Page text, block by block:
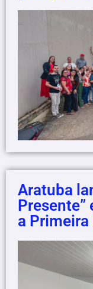
Aratuba
Presente”
a